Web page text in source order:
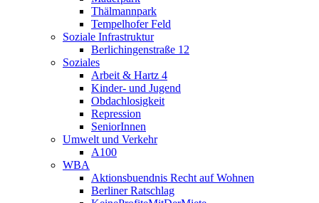
Thälmannpark
Tempelhofer Feld
Soziale Infrastruktur
Berlichingenstraße 12
Soziales
Arbeit & Hartz 4
Kinder- und Jugend
Obdachlosigkeit
Repression
SeniorInnen
Umwelt und Verkehr
A100
WBA
Aktionsbuendnis Recht auf Wohnen
Berliner Ratschlag